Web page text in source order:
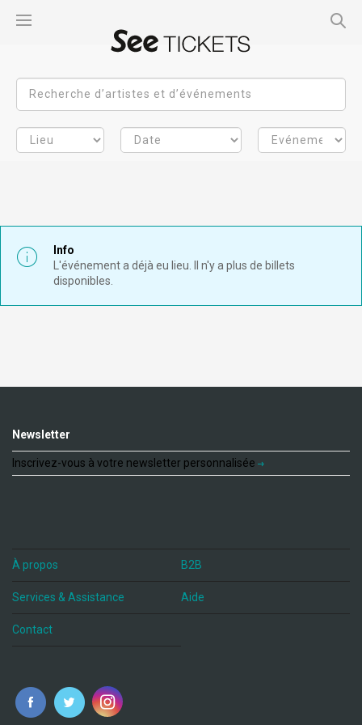
Info
L'événement a déjà eu lieu. Il n'y a plus de billets
disponibles.
Newsletter
Inscrivez-vous à votre newsletter personnalisée
À propos B2B
Services & Assistance Aide
Contact
fr